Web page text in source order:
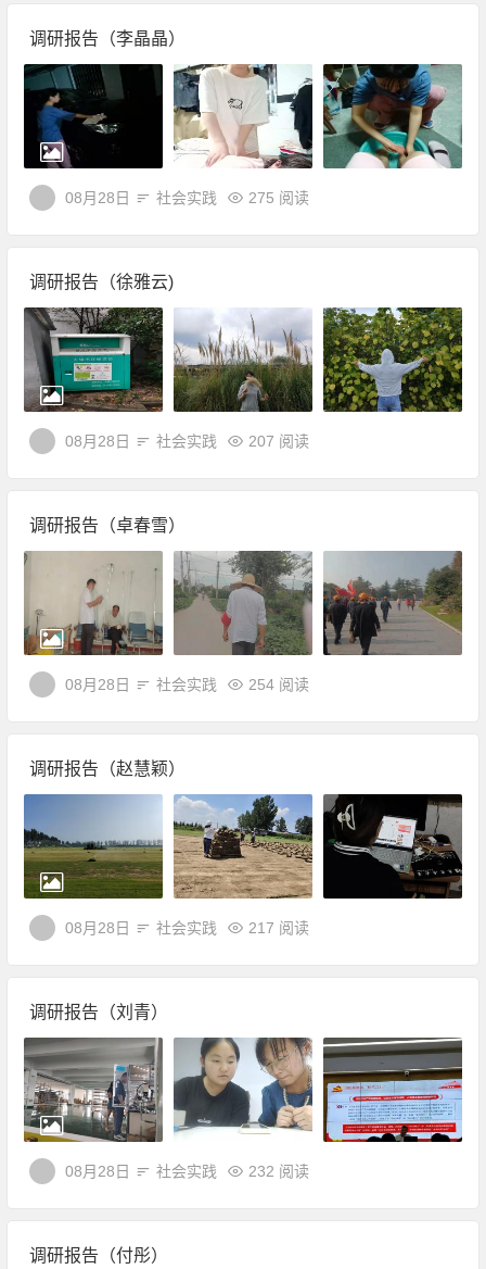
调研报告（李晶晶）
08月28日 社会实践 275 阅读
调研报告（徐雅云)
08月28日 社会实践 207 阅读
调研报告（卓春雪）
08月28日 社会实践 254 阅读
调研报告（赵慧颖）
08月28日 社会实践 217 阅读
调研报告（刘青）
08月28日 社会实践 232 阅读
调研报告（付彤）